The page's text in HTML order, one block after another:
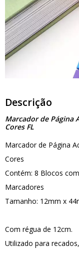
Descrição
Marcador de Página
Cores FL
Marcador de Página
Cores
Contém: 8 Blocos
Marcadores
Tamanho: 12mm x
Com régua de 12cm.
Utilizado para